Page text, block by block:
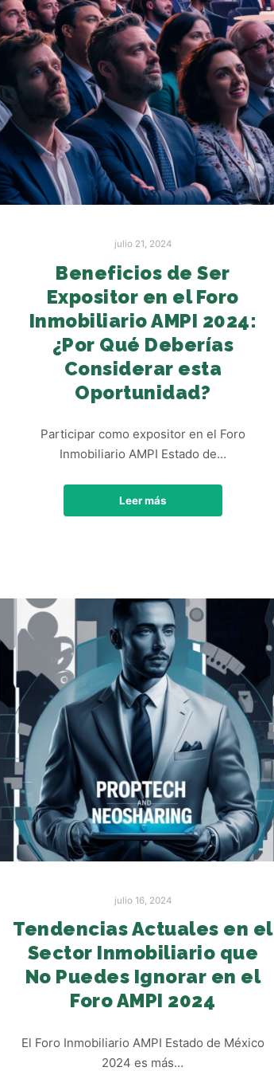
julio 21, 2024
Beneficios de Ser
Expositor en el Foro
Inmobiliario AMPI 2024:
¿Por Qué Deberías
Considerar esta
Oportunidad?
Participar como expositor en el Foro
Inmobiliario AMPI Estado de…
Leer más
julio 16, 2024
Tendencias Actuales en el
Sector Inmobiliario que
No Puedes Ignorar en el
Foro AMPI 2024
El Foro Inmobiliario AMPI Estado de México
2024 es más…